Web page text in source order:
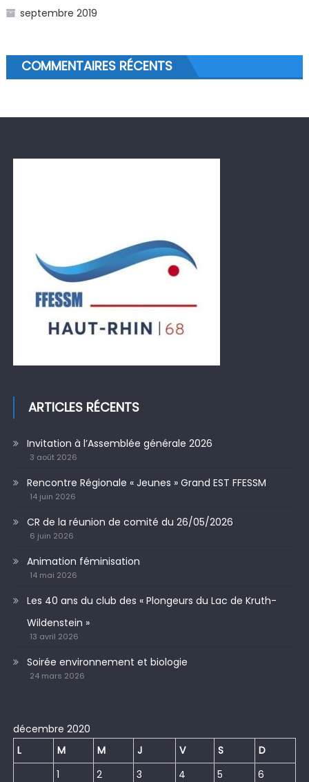
septembre 2019
COMMENTAIRES RÉCENTS
ARTICLES RÉCENTS
Invitation à l’Assemblée générale 2026
3 août 2026
Rencontre Régionale « Jeunes » Grand EST FFESSM
14 juin 2026
CR de la réunion de comité du 26/05/2026
6 juin 2026
Animation féminisation
14 mai 2026
Les 40 ans du club des « Plongeurs du Lac de Kruth-
Wildenstein »
13 avril 2026
Soirée environnement et biologie
24 mars 2026
décembre 2020
L
M M J V S
D
1
2 3 4 5 6